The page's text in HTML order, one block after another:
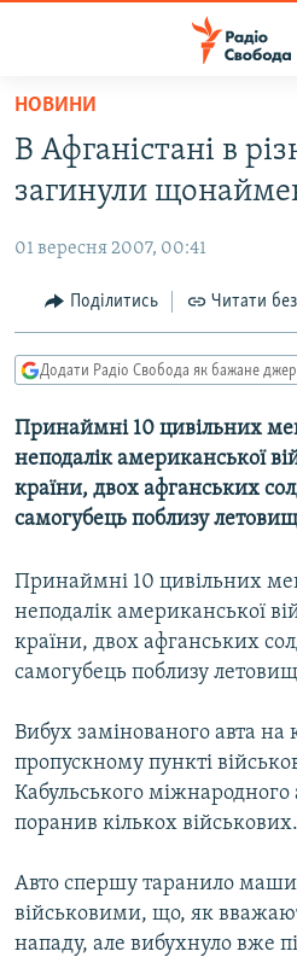
Перейти
основного
матеріалу
до
навігації
Перейти
до
РАДІО СВОБОДА – 70 РОКІВ
ВСЕ ЗА ДОБУ
ПОЛІТИКА
ЕКОНОМІКА
КУЛЬТУРА
СПОРТ
УКРАЇНА
СВІТ
ВІЙНА
РОСІЙСЬКА «ФІЛЬТРАЦІЯ»
КРИМ.РЕАЛІЇ
ТИ ЯК?
СХЕМИ
КИТАЙ.ВИКЛИКИ
ФОТО
СПЕЦПРОЄКТИ
КРИМ РЕАЛІЇ
РУС
УКР
КТАТ
ДОЛУЧАЙСЯ!
НОВИНИ
В Афганістані в
загинули
01 вересня 2007, 00:41
Поділитись Читати
Додати Радіо Свобода як бажане
Принаймні 10 цивільних
неподалік американської
країни, двох афганських
самогубець поблизу
Принаймні 10 цивільних
неподалік американської
країни, двох афганських
самогубець поблизу
Вибух замінованого авта на
пропускному пункті
Кабульського
поранив кількох військових.
Авто спершу таранило
військовими, що, як
нападу, але вибухнуло вже